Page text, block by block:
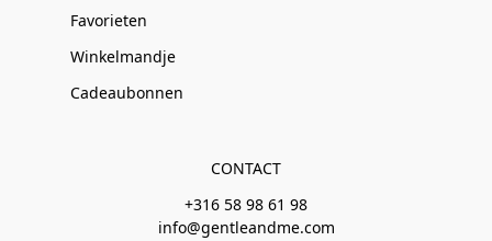
Favorieten
Winkelmandje
Cadeaubonnen
CONTACT
+316 58 98 61 98
info@gentleandme.com